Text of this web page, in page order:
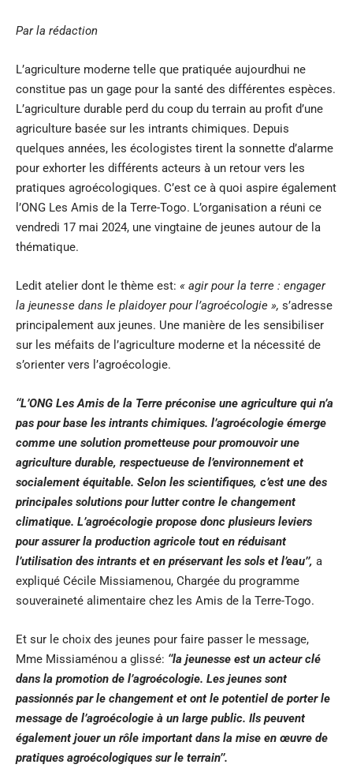
Par la rédaction
L’agriculture moderne telle que pratiquée aujourdhui ne
constitue pas un gage pour la santé des différentes espèces.
L’agriculture durable perd du coup du terrain au profit d’une
agriculture basée sur les intrants chimiques. Depuis
quelques années, les écologistes tirent la sonnette d’alarme
pour exhorter les différents acteurs à un retour vers les
pratiques agroécologiques. C’est ce à quoi aspire également
l’ONG Les Amis de la Terre-Togo. L’organisation a réuni ce
vendredi 17 mai 2024, une vingtaine de jeunes autour de la
thématique.
Ledit atelier dont le thème est: « agir pour la terre : engager
la jeunesse dans le plaidoyer pour l’agroécologie », s’adresse
principalement aux jeunes. Une manière de les sensibiliser
sur les méfaits de l’agriculture moderne et la nécessité de
s’orienter vers l’agroécologie.
‘‘L’ONG Les Amis de la Terre préconise une agriculture qui n’a
pas pour base les intrants chimiques. l’agroécologie émerge
comme une solution prometteuse pour promouvoir une
agriculture durable, respectueuse de l’environnement et
socialement équitable. Selon les scientifiques, c’est une des
principales solutions pour lutter contre le changement
climatique. L’agroécologie propose donc plusieurs leviers
pour assurer la production agricole tout en réduisant
l’utilisation des intrants et en préservant les sols et l’eau’’, a
expliqué Cécile Missiamenou, Chargée du programme
souveraineté alimentaire chez les Amis de la Terre-Togo.
Et sur le choix des jeunes pour faire passer le message,
Mme Missiaménou a glissé: ‘‘la jeunesse est un acteur clé
dans la promotion de l’agroécologie. Les jeunes sont
passionnés par le changement et ont le potentiel de porter le
message de l’agroécologie à un large public. Ils peuvent
également jouer un rôle important dans la mise en œuvre de
pratiques agroécologiques sur le terrain’’.